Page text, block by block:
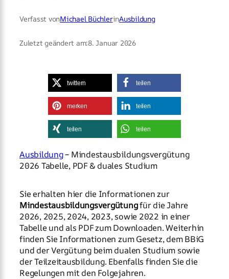
Verfasst vonMichael BüchlerinAusbildung
Zuletzt geändert am:8. Januar 2026
twittern teilen
merken teilen
teilen teilen
Ausbildung– Mindestausbildungsvergütung
2026 Tabelle, PDF & duales Studium
Sie erhalten hier die Informationen zur
Mindestausbildungsvergütungfür die Jahre
2026, 2025, 2024, 2023, sowie 2022 in einer
Tabelle und als PDF zum Downloaden. Weiterhin
finden Sie Informationen zum Gesetz, dem BBiG
und der Vergütung beim dualen Studium sowie
der Teilzeitausbildung. Ebenfalls finden Sie die
Regelungen mit den Folgejahren.